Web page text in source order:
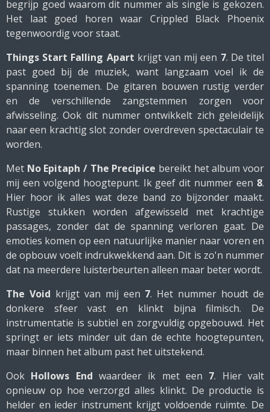
begrijp goed waarom dit nummer als single is gekozen.
Het laat goed horen waar Crippled Black Phoenix
tegenwoordig voor staat.
Things Start Falling Apart krijgt van mij een 7. De titel
past goed bij de muziek, want langzaam voel ik de
spanning toenemen. De gitaren bouwen rustig verder
en de verschillende zangstemmen zorgen voor
afwisseling. Ook dit nummer ontwikkelt zich geleidelijk
naar een krachtig slot zonder overdreven spectaculair te
worden.
Met No Epitaph / The Precipice bereikt het album voor
mij een volgend hoogtepunt. Ik geef dit nummer een 8.
Hier hoor ik alles wat deze band zo bijzonder maakt.
Rustige stukken worden afgewisseld met krachtige
passages, zonder dat de spanning verloren gaat. De
emoties komen op een natuurlijke manier naar voren en
de opbouw voelt indrukwekkend aan. Dit is zo'n nummer
dat na meerdere luisterbeurten alleen maar beter wordt.
The Void krijgt van mij een 7. Het nummer houdt de
donkere sfeer vast en klinkt bijna filmisch. De
instrumentatie is subtiel en zorgvuldig opgebouwd. Het
springt er iets minder uit dan de echte hoogtepunten,
maar binnen het album past het uitstekend.
Ook Hollows End waardeer ik met een 7. Hier valt
opnieuw op hoe verzorgd alles klinkt. De productie is
helder en ieder instrument krijgt voldoende ruimte. De